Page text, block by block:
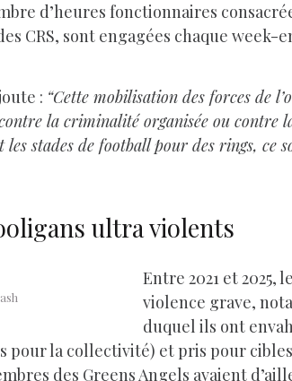
d’heures fonctionnaires
CRS, sont engagées chaque
: “Cette mobilisation des forces de
la criminalité organisée ou contre
stades de football pour des rings, ce
ultra violents
Entre 2021 et 2025,
violence grave,
duquel ils ont
pour la collectivité) et pris pour
des Greens Angels avaient